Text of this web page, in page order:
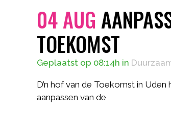
04 AUG
TOEKOMST
Geplaatst op 08:14h in
D’n hof van de Toekomst in
aanpassen van de